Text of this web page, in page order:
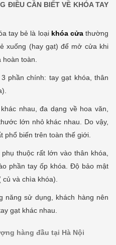
ĐIỀU CẦN BIẾT VỀ KHÓA TAY
tay bẻ là loại khóa cửathường
xuống (hay gạt) để mở cửa khi
hoàn toàn.
phần chính: tay gạt khóa, thân
nhau, đa dạng về hoa văn,
lớn nhỏ khác nhau. Do vậy,
phổ biến trên toàn thế giới.
thuộc rất lớn vào thân khóa,
phần tay ốp khóa. Độ bảo mật
củ và chìa khóa).
năng sử dụng, khách hàng nên
gạt khác nhau.
hàng đầu tại Hà Nội